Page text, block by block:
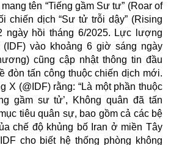
mang tên “Tiếng gầm Sư tư” (Roar of
chiến dịch “Sư tử trỗi dậy” (Rising
ngày hồi tháng 6/2025. Lực lượng
(IDF) vào khoảng 6 giờ sáng ngày
cũng cập nhật thông tin đầu
đòn tấn công thuộc chiến dịch mới.
X (@IDF) rằng: “Là một phần thuộc
gầm sư tử’, Không quân đã tấn
tiêu quân sự, bao gồm cả các bệ
chế độ khủng bố Iran ở miền Tây
IDF cho biết hệ thống phòng không